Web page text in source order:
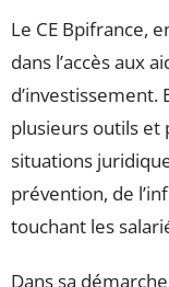
Le CE Bpifrance,
dans l’accès aux
plusieurs outils et
situations
prévention, de
touchant les
Dans sa